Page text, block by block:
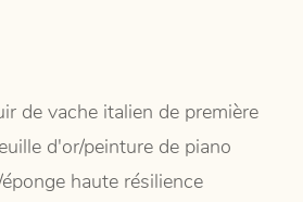
de vache italien de première
d'or/peinture de piano
haute résilience